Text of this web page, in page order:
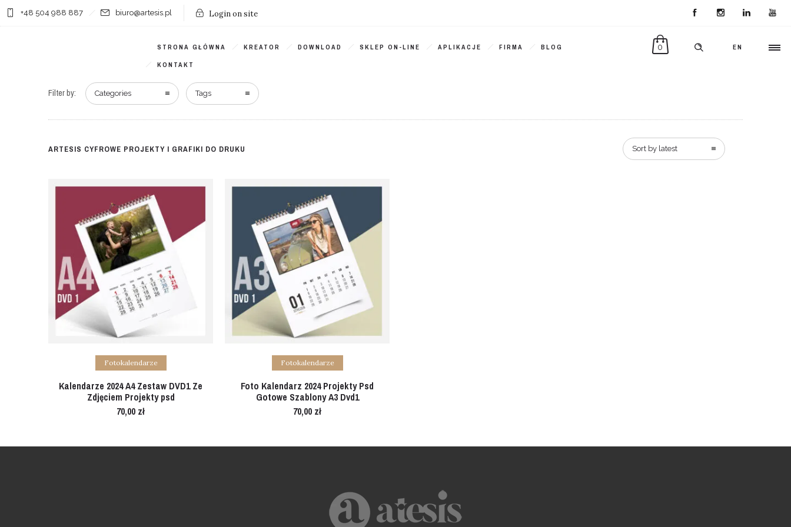
+48 504 988 887 biuro@artesis.pl Login on site
EN
0
STRONA GŁÓWNA KREATOR DOWNLOAD SKLEP ON-LINE APLIKACJE FIRMA BLOG
KONTAKT
Filter by: Categories Tags
ARTESIS CYFROWE PROJEKTY I GRAFIKI DO DRUKU Sort by latest
Add to cart
Fotokalendarze
Kalendarze 2024 A4 Zestaw DVD1 Ze
Zdjęciem Projekty psd
70,00 zł
Add to cart
Fotokalendarze
Foto Kalendarz 2024 Projekty Psd
Gotowe Szablony A3 Dvd1
70,00 zł